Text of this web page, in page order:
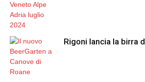
Rigoni lancia la birra